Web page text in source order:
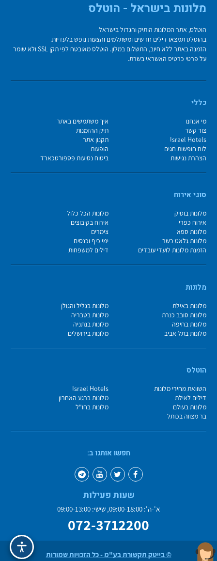
מלונות בישראל - הוטלס
הוטלס, אתר המלונות הותיק והגדול בישראל
בהוטלס תמצאו דילים חדשים ומשתלמים והצעות נופש בלעדיות.
הזמנה באתר ללא חיוב, התשלום במלון. הוטלס מאובטח לפי תקן SSL ולא שומר
על פרטי כרטיס האשראי בשרת.
כללי
מי אנחנו
איך משתמשים באתר
צור קשר
תיק ההזמנות
Israel Hotels
תקנון אתר
לוח חופשות חגים
הופעות
הצהרת נגישות
ביטוח נסיעות פספורטכארד
סוגי אירוח
מלונות בוטיק
מלונות הכל כלול
אירוח כפרי
אירוח בקיבוצים
מלונות ספא
צימרים
מלונות גלאט כשר
ימי כיף וכנסים
הזמנת מלונות לועדי עובדים
דילים למשפחות
מלונות
מלונות באילת
מלונות בגליל והגולן
מלונות סובב כנרת
מלונות בטבריה
מלונות בחיפה
מלונות בנתניה
מלונות בתל אביב
מלונות בירושלים
הוטלס
השוואת מחירי מלונות
Israel Hotels
דילים לאילת
מלונות ברגע האחרון
מלונות בעולם
מלונות בחו"ל
בר מצווה בכותל
חפשו אותנו ב:
שעות פעילות
א'-ה': 09:00-18:00, שישי: 09:00-13:00
072-3712200
© בייטק תקשורת בע"מ - כל הזכויות שמורות